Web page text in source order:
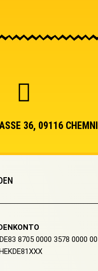
36, 09116 CHEMNITZ
DE83 8705 0000 3578 0000 00